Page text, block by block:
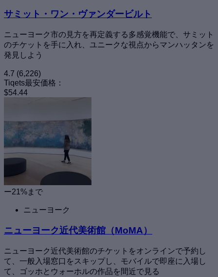
サミット・ワン・ヴァンダービルト
ニューヨーク市の見方を再定義する多感覚機能で、サミット
のチケットを手に入れ、ユニークな視点からマンハッタンを
発見しよう
4.7 (6,226)
Tiqets最安価格：
$54.44
ー21%まで
ニューヨーク
ニューヨーク近代美術館（MoMA）
ニューヨーク近代美術館のチケットをオンラインで予約し
て、一般入場窓口をスキップし、モバイルで即座に入場し
て、ゴッホとウォーホルの作品を間近で見る